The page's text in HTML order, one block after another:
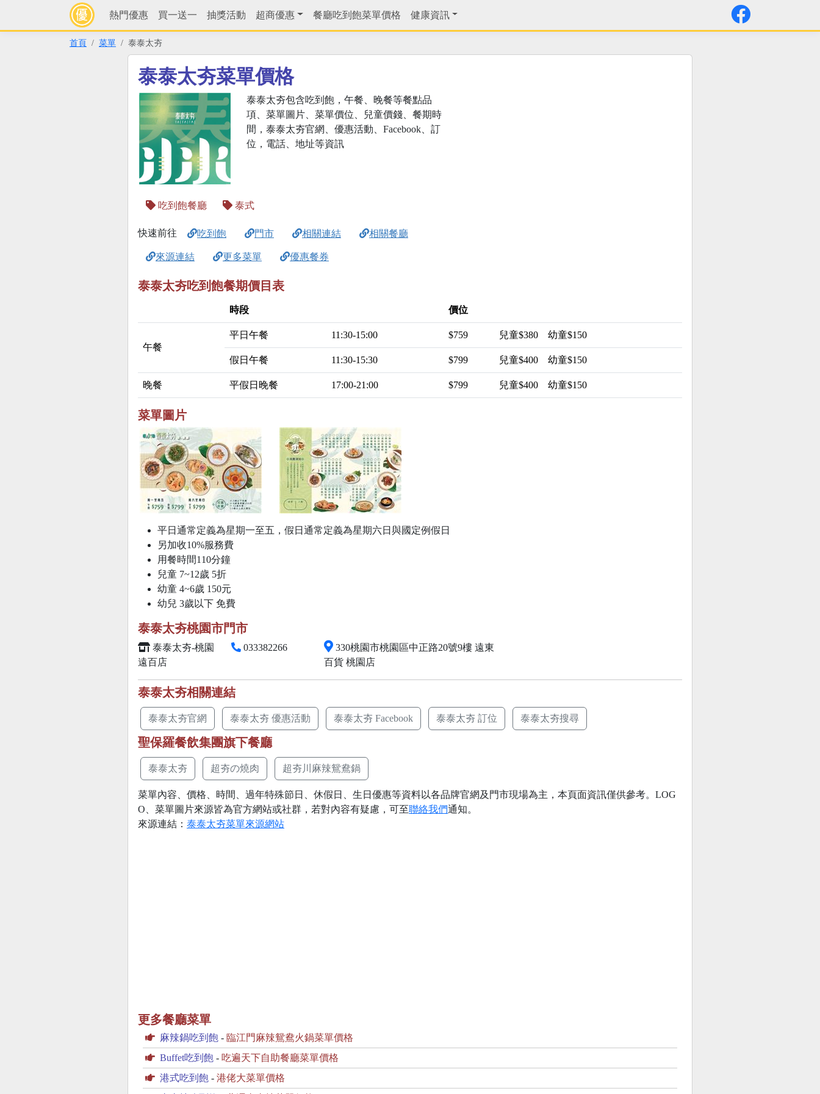
熱門優惠 買一送一 抽獎活動 超商優惠 餐廳吃到飽菜單價格 健康資訊
首頁 菜單 泰泰太夯
泰泰太夯菜單價格
泰泰太夯包含吃到飽，午餐、晚餐等餐點品
項、菜單圖片、菜單價位、兒童價錢、餐期時
間，泰泰太夯官網、優惠活動、Facebook、訂
位，電話、地址等資訊
吃到飽餐廳 泰式
快速前往 吃到飽 門市 相關連結 相關餐廳
來源連結 更多菜單 優惠餐券
泰泰太夯吃到飽餐期價目表
時段 價位
午餐
平日午餐 11:30-15:00 $759 兒童$380 幼童$150
假日午餐 11:30-15:30 $799 兒童$400 幼童$150
晚餐 平假日晚餐 17:00-21:00 $799 兒童$400 幼童$150
菜單圖片
平日通常定義為星期一至五，假日通常定義為星期六日與國定例假日
另加收10%服務費
用餐時間110分鐘
兒童 7~12歲 5折
幼童 4~6歲 150元
幼兒 3歲以下 免費
泰泰太夯桃園市門市
泰泰太夯-桃園
遠百店
033382266
330桃園市桃園區中正路20號9樓 遠東
百貨 桃園店
泰泰太夯相關連結
泰泰太夯官網 泰泰太夯 優惠活動 泰泰太夯 Facebook 泰泰太夯 訂位 泰泰太夯搜尋
聖保羅餐飲集團旗下餐廳
泰泰太夯 超夯の燒肉 超夯川麻辣鴛鴦鍋
菜單內容、價格、時間、過年特殊節日、休假日、生日優惠等資料以各品牌官網及門市現場為主，本頁面資訊僅供參考。LOG
O、菜單圖片來源皆為官方網站或社群，若對內容有疑慮，可至聯絡我們通知。
來源連結： 泰泰太夯菜單來源網站
更多餐廳菜單
麻辣鍋吃到飽 - 臨江門麻辣鴛鴦火鍋菜單價格
Buffet吃到飽 - 吃遍天下自助餐廳菜單價格
港式吃到飽 - 港佬大菜單價格